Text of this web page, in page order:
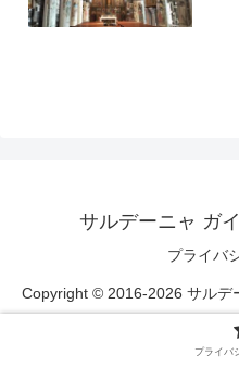
サルデーニャ ガ
プライバ
Copyright © 2016-2026 サルデ
Rights
プライバ